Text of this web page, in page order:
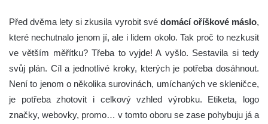
Před dvěma lety si zkusila vyrobit své domácí oříškové máslo,
které nechutnalo jenom jí, ale i lidem okolo. Tak proč to nezkusit
ve větším měřítku? Třeba to vyjde! A vyšlo. Sestavila si tedy
svůj plán. Cíl a jednotlivé kroky, kterých je potřeba dosáhnout.
Není to jenom o několika surovinách, umíchaných ve skleničce,
je potřeba zhotovit i celkový vzhled výrobku. Etiketa, logo
značky, webovky, promo… v tomto oboru se zase pohybuju já a